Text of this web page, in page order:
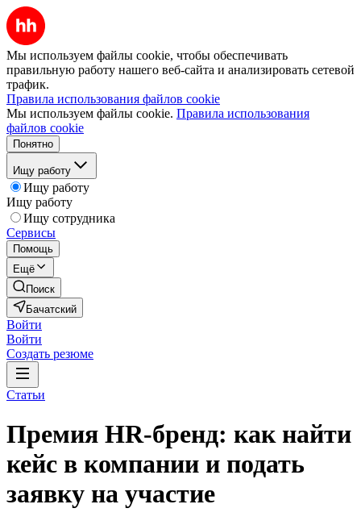
Мы используем файлы cookie, чтобы обеспечивать
правильную работу нашего веб-сайта и анализировать сетевой
трафик.
Правила использования файлов cookie
Мы используем файлы cookie. Правила использования
файлов cookie
Понятно
Ищу работу
Ищу работу
Ищу работу
Ищу сотрудника
Сервисы
Помощь
Ещё
Поиск
Бачатский
Войти
Войти
Создать резюме
Статьи
Премия HR-бренд: как найти
кейс в компании и подать
заявку на участие